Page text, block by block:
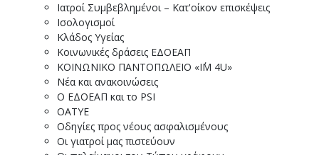
Ιατροί Συμβεβλημένοι – Κατ'οίκον επισκέψεις
Ισολογισμοί
Κλάδος Υγείας
Κοινωνικές δράσεις ΕΔΟΕΑΠ
ΚΟΙΝΩΝΙΚΟ ΠΑΝΤΟΠΩΛΕΙΟ «I΄M 4U»
Νέα και ανακοινώσεις
Ο ΕΔΟΕΑΠ και το PSI
ΟΑΤΥΕ
Οδηγίες προς νέους ασφαλισμένους
Οι γιατροί μας πιστεύουν